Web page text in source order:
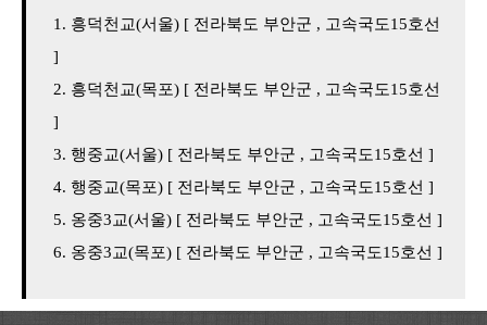
흥덕천교(서울) [ 전라북도 부안군 , 고속국도15호선
]
흥덕천교(목포) [ 전라북도 부안군 , 고속국도15호선
]
행중교(서울) [ 전라북도 부안군 , 고속국도15호선 ]
행중교(목포) [ 전라북도 부안군 , 고속국도15호선 ]
옹중3교(서울) [ 전라북도 부안군 , 고속국도15호선 ]
옹중3교(목포) [ 전라북도 부안군 , 고속국도15호선 ]